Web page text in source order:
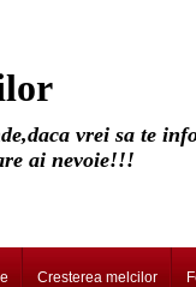
vrei sa te
ai nevoie!!!
Cresterea melcilor